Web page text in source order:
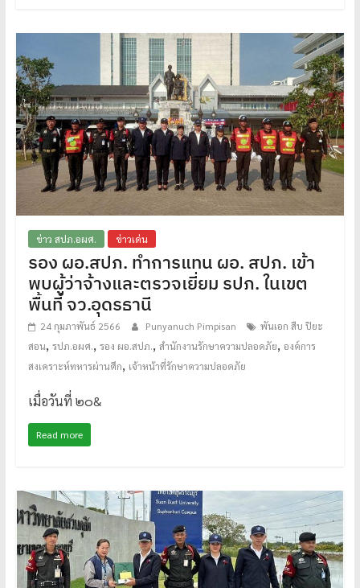
ข่าว สปภ.อผศ. ข่าวเด่น
รอง ผอ.สปภ. ทำการแทน ผอ. สปภ. เข้า
พบผู้ว่าจ้างและตรวจเยี่ยม รปภ. ในเขต
พื้นที่ จว.อุดรธานี
24 กุมภาพันธ์ 2566 Punyanuch Pimpisan
พันเอก สืบ ปิยะ
สอน, รปภ.อผศ., รอง ผอ.สปภ., สำนักงานรักษาความปลอดภัย, องค์การ
สงเคราะห์ทหารผ่านศึก, เจ้าหน้าที่รักษาความปลอดภัย
เมื่อวันที่ ๒๐&
Read more